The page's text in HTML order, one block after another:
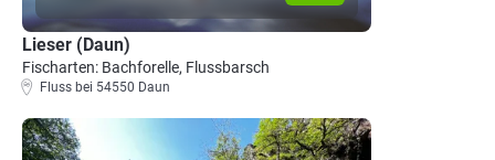
Lieser (Daun)
Fischarten: Bachforelle, Flussbarsch
Fluss bei 54550 Daun